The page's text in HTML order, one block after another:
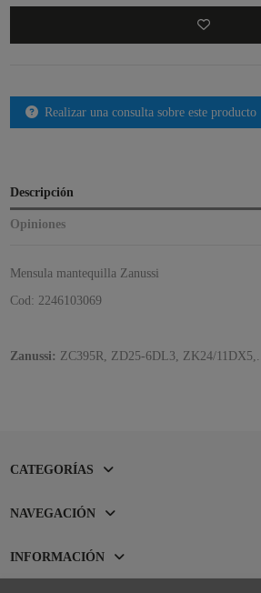
Realizar una consulta sobre este producto
Descripción
Opiniones
Mensula mantequilla Zanussi
Cod: 2246103069
Zanussi: ZC395R, ZD25-6DL3, ZK24/11DX5,...
CATEGORÍAS
NAVEGACIÓN
INFORMACIÓN